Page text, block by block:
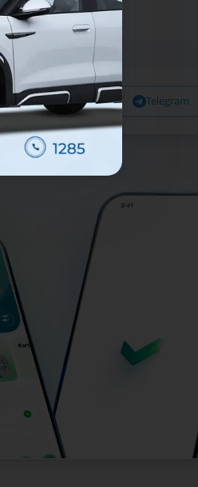
Facebook Telegram